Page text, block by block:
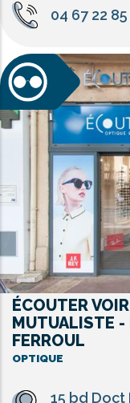
04 67 22
ÉCOUTER
MUTUALISTE -
FERROUL
OPTIQUE
15 bd Doct